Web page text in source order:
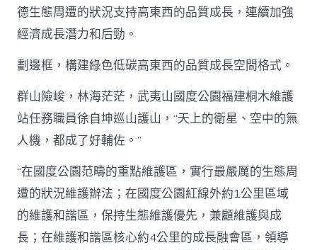
德生態周遭的狀況支持高東西的品質成長，連續加強
經濟成長潛力和后勁。
劃邊框，構建綠色低碳高東西的品質成長空間格式。
群山險峻，林海茫茫，武夷山國度公園福建桐木維護
站任務職員徐自坤巡山護山，“天上的衛星、空中的無
人機，都成了好輔佐。”
“在國度公園范疇的重點維護區，實行最嚴厲的生態周
遭的狀況維護辦法；在國度公園紅線外約1公里區域
的維護和諧區，保持生態維護優先，兼顧維護與成
長；在維護和諧區核心約4公里的成長融會區，領導